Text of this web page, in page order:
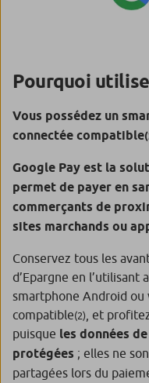
Pourquoi
Vous possédez un
connectée compatible
Google Pay est la
permet de payer en
commerçants de
sites marchands ou
Conservez tous les
d’Epargne en l’utilisant
smartphone Android
compatible(2) , et
puisque les données
protégées ; elles ne
partagées lors du